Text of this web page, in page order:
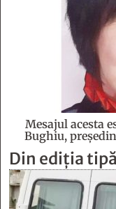
Mesajul acesta
Bughiu,
Din ediția